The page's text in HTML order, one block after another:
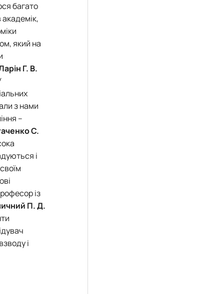
багато
академік,
який на
Г. В.
з нами
–
С.
і
із
П. Д.
і